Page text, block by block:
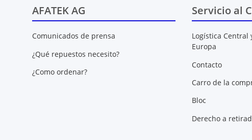
AFATEK AG
Comunicados de prensa
¿Qué repuestos necesito?
¿Como ordenar?
Servicio al
Logística Central
Europa
Contacto
Carro de la
Bloc
Derecho a